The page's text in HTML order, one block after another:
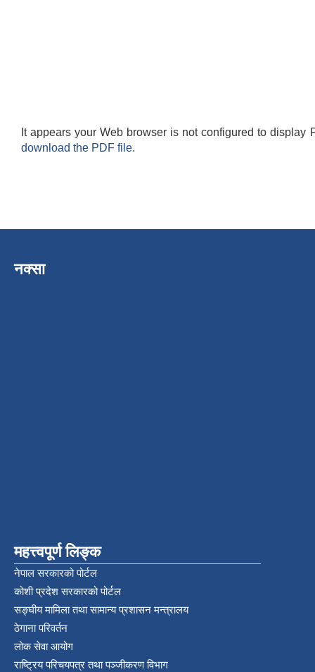
It appears your Web browser is not configured to display
download the PDF file.
नक्सा
महत्त्वपूर्ण लिङ्क
नेपाल सरकारको पोर्टल
कोशी प्रदेश सरकारको पोर्टल
सङ्‍घीय मामिला तथा सामान्य प्रशासन मन्त्रालय
ठेगाना परिवर्तन
लोक सेवा आयोग
राष्ट्रिय परिचयपत्र तथा पञ्‍जीकरण विभाग